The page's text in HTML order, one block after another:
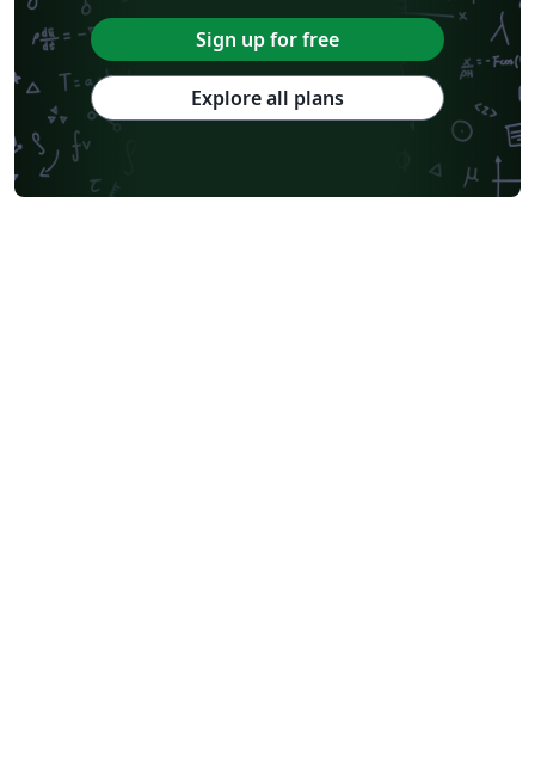
Sign up for free
Explore all plans